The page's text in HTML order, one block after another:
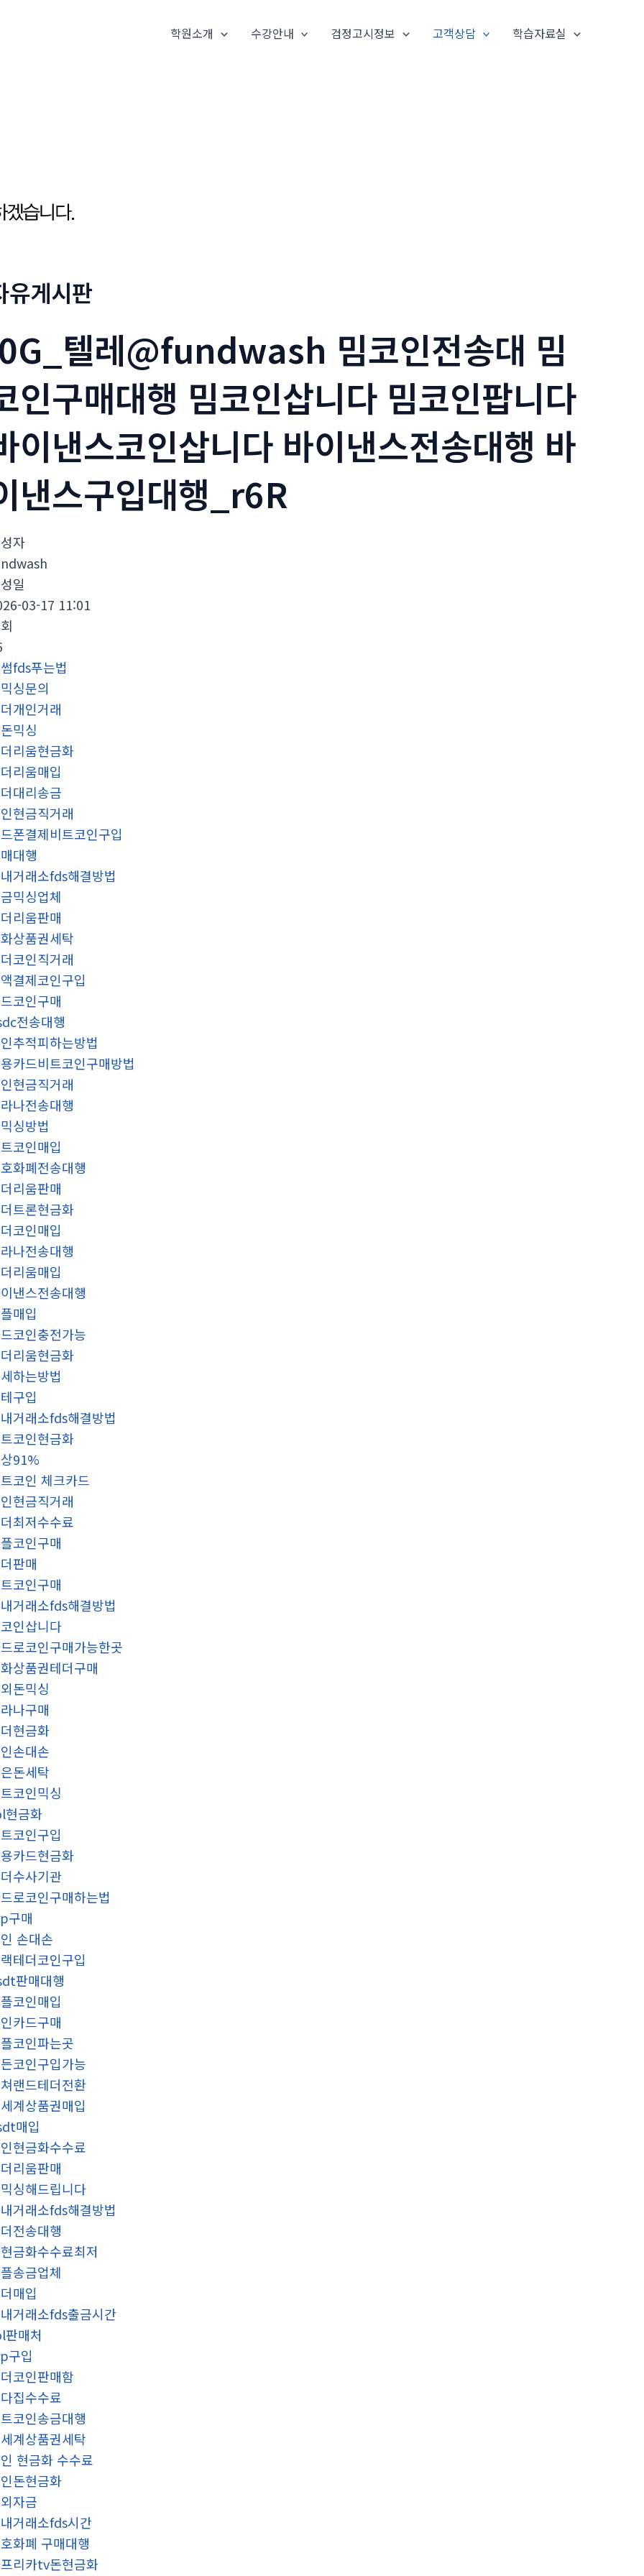
학원소개 수강안내 검정고시정보 고객상담 학습자료실
유게시판
텔레@fundwash 밈코인전송대 밈
인구매대행 밈코인삽니다 밈코인팝니다
이낸스코인삽니다 바이낸스전송대행 바
낸스구입대행_r6R
자
일
03-17 11:01
fds푸는법
싱문의
개인거래
믹싱
리움현금화
리움매입
대리송금
현금직거래
폰결제비트코인구입
대행
거래소fds해결방법
믹싱업체
리움판매
상품권세탁
코인직거래
결제코인구입
코인구매
전송대행
추적피하는방법
카드비트코인구매방법
현금직거래
나전송대행
싱방법
코인매입
화폐전송대행
리움판매
트론현금화
코인매입
나전송대행
리움매입
낸스전송대행
매입
코인충전가능
리움현금화
하는방법
구입
거래소fds해결방법
코인현금화
91%
코인 체크카드
현금직거래
최저수수료
코인구매
판매
코인구매
거래소fds해결방법
인삽니다
로코인구매가능한곳
상품권테더구매
돈믹싱
나구매
현금화
손대손
돈세탁
코인믹싱
현금화
코인구입
카드현금화
수사기관
로코인구매하는법
구매
손대손
테더코인구입
판매대행
코인매입
카드구매
코인파는곳
코인구입가능
랜드테더전환
계상품권매입
매입
현금화수수료
리움판매
싱해드립니다
거래소fds해결방법
전송대행
금화수수료최저
송금업체
매입
거래소fds출금시간
판매처
구입
코인판매함
집수수료
코인송금대행
계상품권세탁
현금화 수수료
돈현금화
자금
거래소fds시간
화폐 구매대행
리카tv돈현금화